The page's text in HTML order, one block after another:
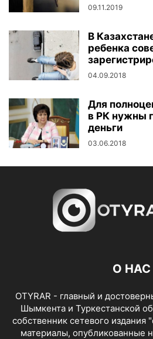
09.11.2019
В
ребенка
04.09.2018
Для
в РК нужны
деньги
03.06.2018
О НАС
OTYRAR - главный и
Шымкента и Туркестанской
собственник сетевого издания
материалы, опубликованные